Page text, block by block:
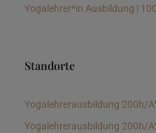
Yogalehrer*in Ausbildung |
Standorte
Yogalehrerausbildung 200h/
Yogalehrerausbildung 200h/